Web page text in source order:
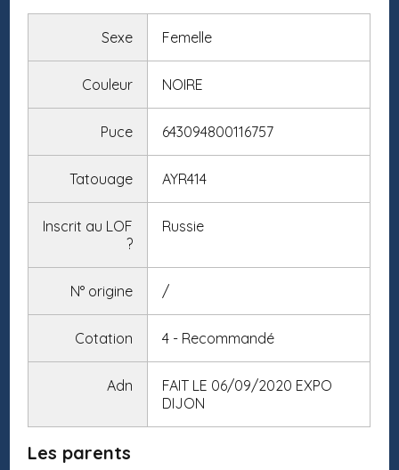
Sexe Femelle
Couleur NOIRE
Puce 643094800116757
Tatouage AYR414
Inscrit au LOF
?
Russie
N° origine /
Cotation 4 - Recommandé
Adn
FAIT LE 06/09/2020 EXPO
DIJON
Les parents